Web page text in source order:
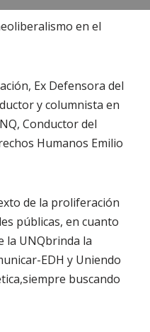
en el
Ex Defensora del
y columnista en
Conductor del
Humanos Emilio
de la proliferación
públicas, en cuanto
la UNQbrinda la
EDH y Uniendo
buscando